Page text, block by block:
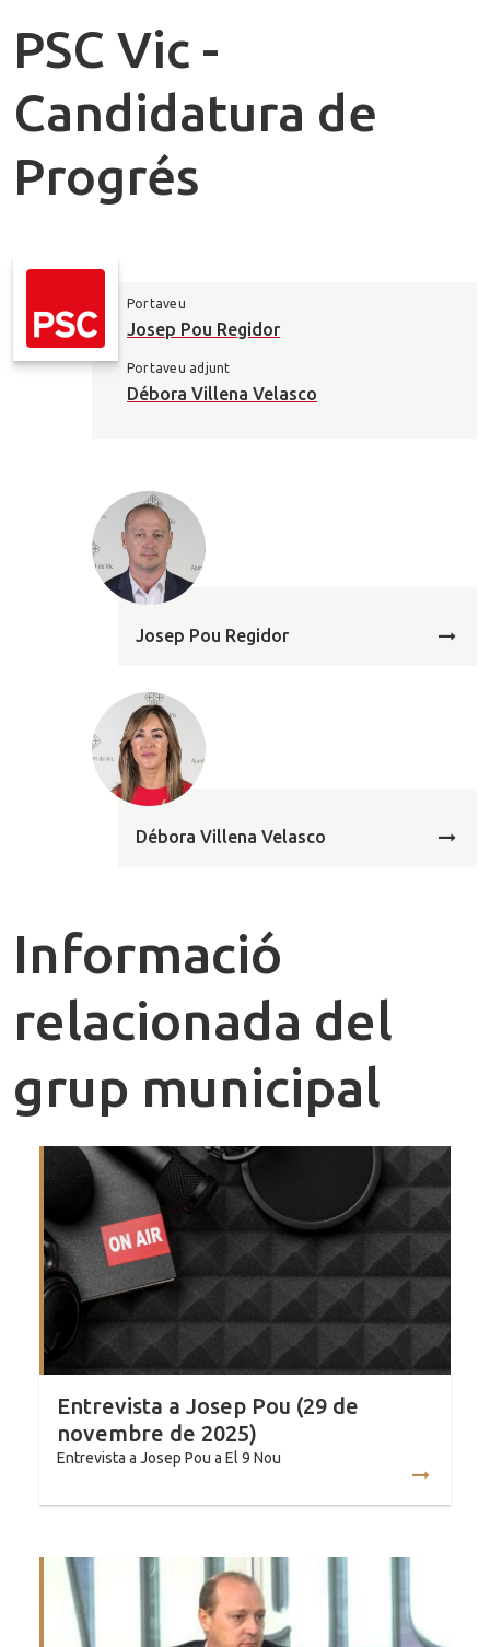
PSC Vic -
Candidatura de
Progrés
I
n
Portaveu
Josep Pou Regidor
Portaveu adjunt
Débora Villena Velasco
R
e
g
d
o
Josep Pou Regidor
Débora Villena Velasco
Informació
relacionada del
grup municipal
Entrevista a Josep Pou (29 de
novembre de 2025)
Entrevista a Josep Pou a El 9 Nou